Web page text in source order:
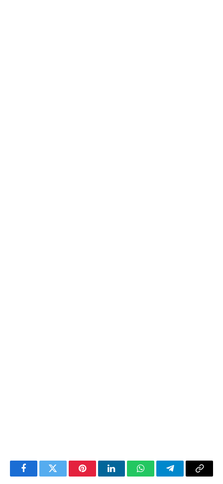
FacebookTwitter PinterestLinkedInWhatsAppTelegramCopy